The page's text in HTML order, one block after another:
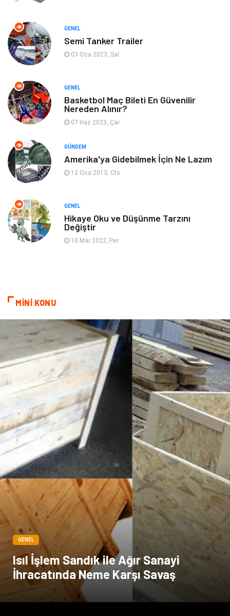
Finans & Ekonomi
Bilgisayar & Yazılım Mobilya
Bebek Giyim Moda
Blogroll
Markalar
Restaurant
Tarih
GENEL
Semi Tanker Trailer
03 Oca 2023, Sal
GENEL
Basketbol Maç Bileti En Güvenilir
Nereden Alınır?
07 Haz 2023, Çar
GÜNDEM
Amerika'ya Gidebilmek İçin Ne Lazım
12 Oca 2013, Cts
GENEL
Hikaye Oku ve Düşünme Tarzını
Değiştir
10 Mar 2022, Per
MİNİ KONU
GENEL
Isıl İşlem Sandık ile Ağır Sanayi
İhracatında Neme Karşı Savaş